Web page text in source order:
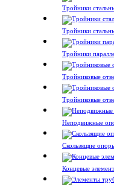
Тройники
Тройники
Тройники
Тройниковые
Тройниковые
Неподвижные
Скользящие
Концевые